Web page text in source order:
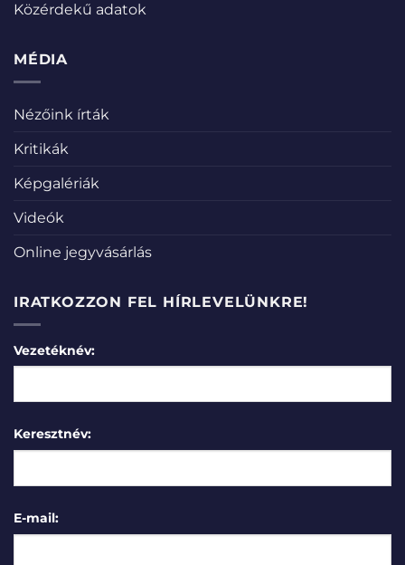
Közérdekű adatok
MÉDIA
Nézőink írták
Kritikák
Képgalériák
Videók
Online jegyvásárlás
IRATKOZZON FEL HÍRLEVELÜNKRE!
Vezetéknév:
Keresztnév:
E-mail: